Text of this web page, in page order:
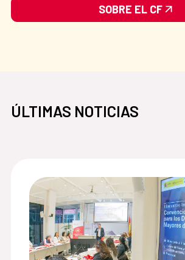
SOBRE EL CF
ÚLTIMAS NOTICIAS